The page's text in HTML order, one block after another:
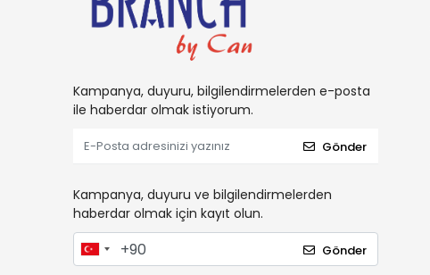
Kampanya, duyuru, bilgilendirmelerden e-posta
ile haberdar olmak istiyorum.
Gönder
Kampanya, duyuru ve bilgilendirmelerden
haberdar olmak için kayıt olun.
Gönder